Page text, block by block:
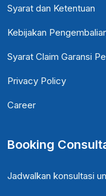
Syarat dan Ketentuan
Kebijakan
Syarat Claim Garansi
Privacy Policy
Career
Booking
Jadwalkan konsultasi